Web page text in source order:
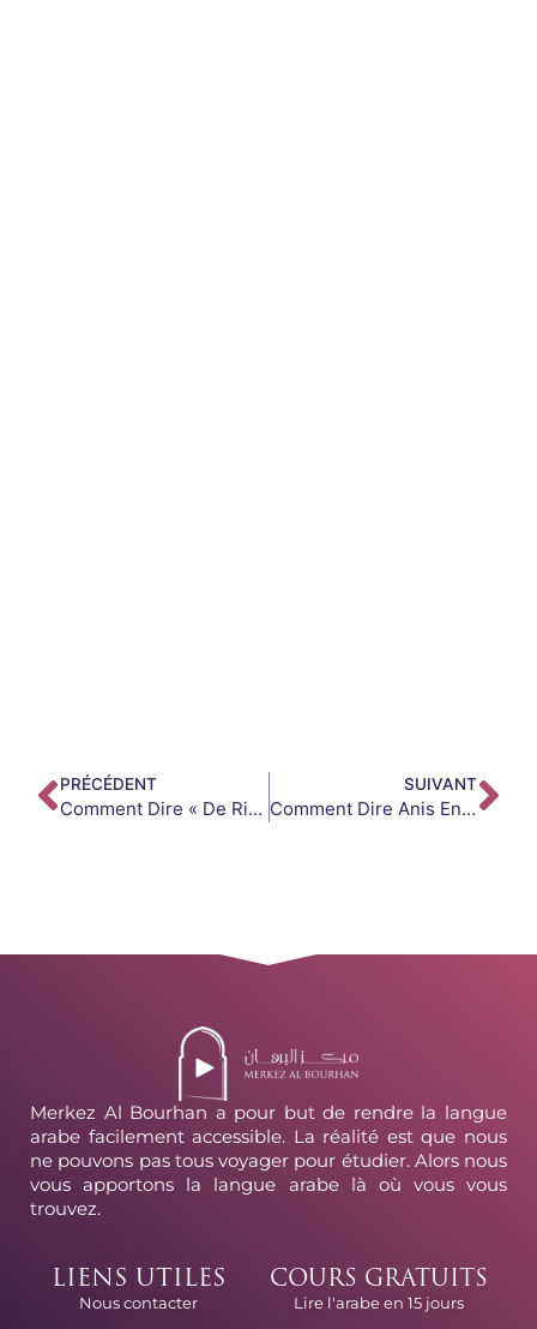
PRÉCÉDENT
Comment Dire « De Rien » En Arabe : Toutes Les Formules De Politesse
SUIVANT
Comment Dire Anis En Arabe ?
Merkez Al Bourhan a pour but de rendre la langue
arabe facilement accessible. La réalité est que nous
ne pouvons pas tous voyager pour étudier. Alors nous
vous apportons la langue arabe là où vous vous
trouvez.
LIENS UTILES
Nous contacter
COURS GRATUITS
Lire l'arabe en 15 jours